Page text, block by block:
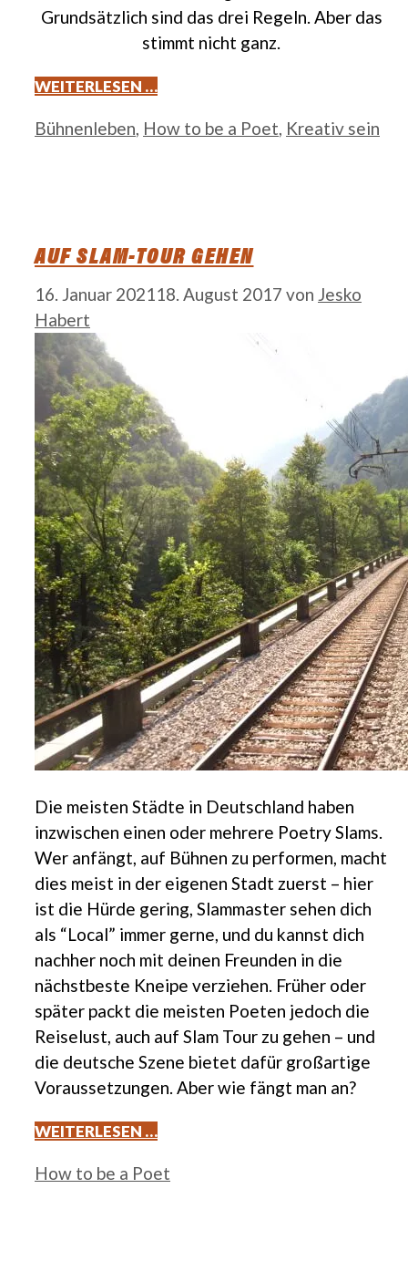
Grundsätzlich sind das drei Regeln. Aber das
stimmt nicht ganz.
WEITERLESEN …
Kategorien
Bühnenleben How to be a Poet Kreativ sein
AUF SLAM-TOUR GEHEN
16. Januar 202118. August 2017 von Jesko
Habert
Die meisten Städte in Deutschland haben
inzwischen einen oder mehrere Poetry Slams.
Wer anfängt, auf Bühnen zu performen, macht
dies meist in der eigenen Stadt zuerst – hier
ist die Hürde gering, Slammaster sehen dich
als “Local” immer gerne, und du kannst dich
nachher noch mit deinen Freunden in die
nächstbeste Kneipe verziehen. Früher oder
später packt die meisten Poeten jedoch die
Reiselust, auch auf Slam Tour zu gehen – und
die deutsche Szene bietet dafür großartige
Voraussetzungen. Aber wie fängt man an?
WEITERLESEN …
Kategorien
How to be a Poet